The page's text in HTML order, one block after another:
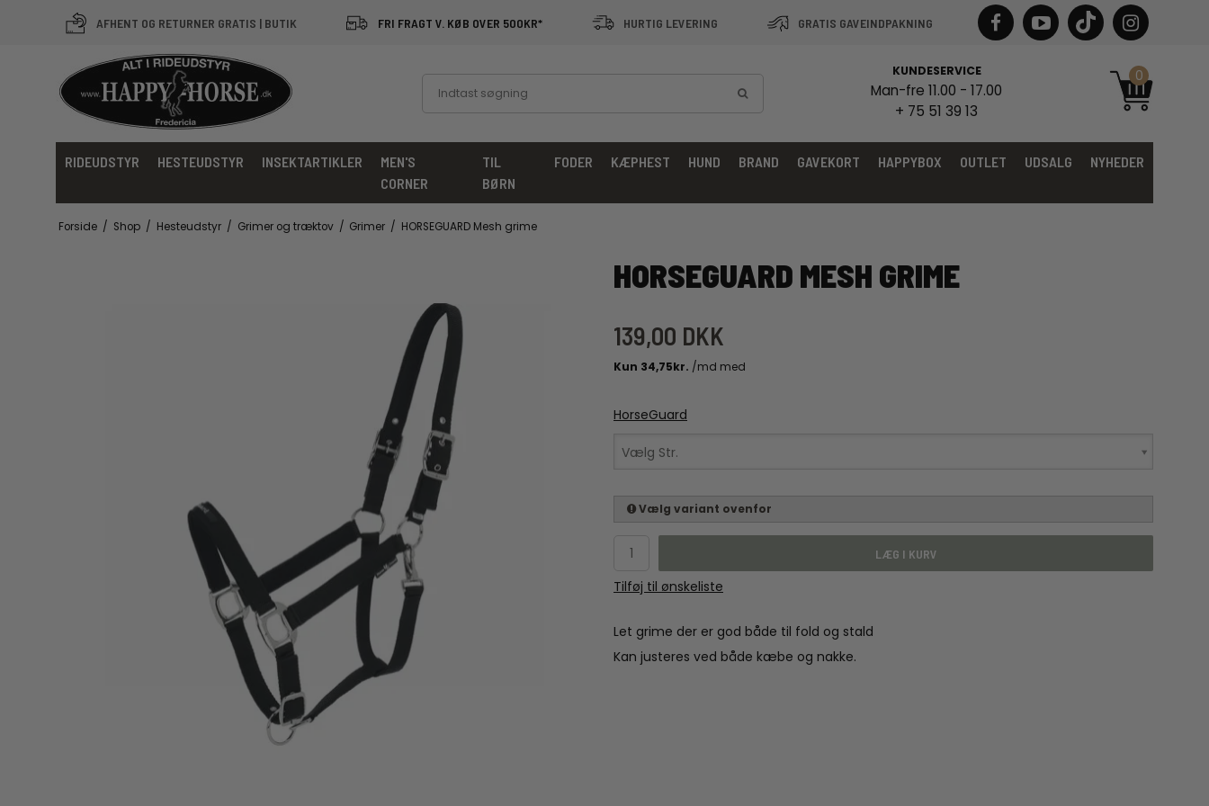
AFHENT OG RETURNER GRATIS | BUTIK FRI FRAGT V. KØB OVER 500KR* HURTIG LEVERING GRATIS GAVEINDPAKNING
KUNDESERVICE
Man-fre 11.00 - 17.00
+ 75 51 39 13
0
RIDEUDSTYR HESTEUDSTYR INSEKTARTIKLER
MEN'S
CORNER
TIL
BØRN
FODER KÆPHEST HUND BRAND GAVEKORT HAPPYBOX OUTLET UDSALG NYHEDER
Forside / Shop / Hesteudstyr / Grimer og træktov / Grimer / HORSEGUARD Mesh grime
HORSEGUARD MESH GRIME
139,00 DKK
HorseGuard
Vælg Str.
Vælg variant ovenfor
LÆG I KURV
Tilføj til ønskeliste
Let grime der er god både til fold og stald
Kan justeres ved både kæbe og nakke.